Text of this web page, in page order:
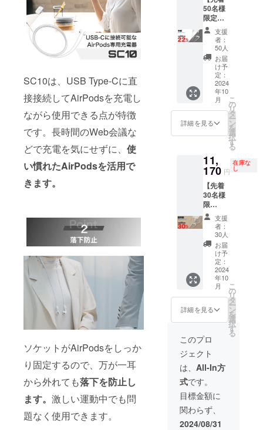
SC10は、USB Type-Cに直
接接続してAirPodsを充電し
ながら使用できる点が特徴
です。長時間のWeb会議な
どで充電を気にせずに、 使
い慣れたAirPodsを活用で
きます。
ソケットがAirPodsをしっか
り固定するので、万が一耳
から外れても落下を防止し
ます。 激しい運動中でも問
題なく使用できます。
込）の
24％OF
F]
50名様
限定！
早割】
SW10-
アク
ティブ
派にオ
ススメ
SW10を
1セット
[1セッ
トあた
り、一
般販売
予定価
9,980円
（税・
送料
込）の
22％OF
F]
支援
者：
50人
お届
け予
定：
2024
年10
月
詳細を見る
こ
の
リ
タ
ー
ン
を
選
択
す
る
11,
170 円
在庫な
し
【先着
30名様
限
定！】
SW10と
SC10を
各1セッ
トずつ
[1セッ
トあた
り、一
般販売
予定価
格
15,960
円
（税・
送料
込）の
30％OF
F]
支援
者：
30人
お届
け予
定：
2024
年10
月
詳細を見る
こ
の
リ
タ
ー
ン
を
選
択
す
る
このプロ
ジェクト
は、 All-In方
式です。
目標金額に
関わらず、
2024/08/31